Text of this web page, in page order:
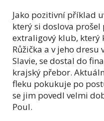
Jako pozitivní příklad
který si doslova
extraligový klub, který
Růžička a v jeho
Slavie, se dostal do
krajský přebor.
fleku pokukuje po
se jim povedl velmi
Poul.